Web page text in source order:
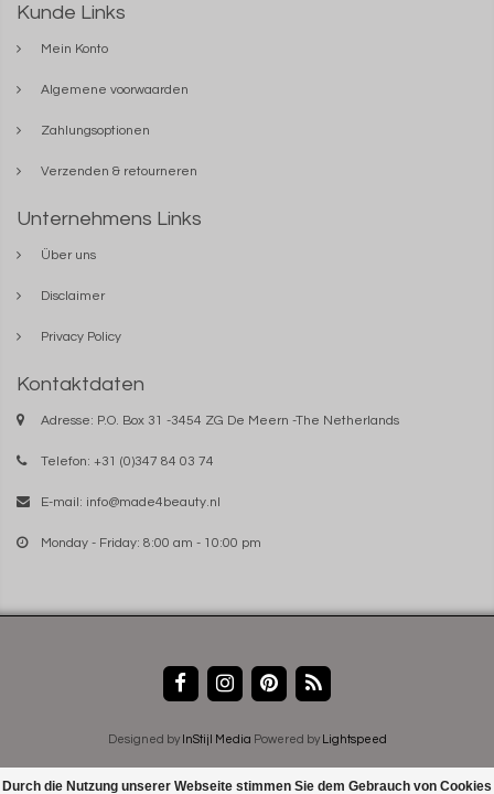
Kunde Links
Mein Konto
Algemene voorwaarden
Zahlungsoptionen
Verzenden & retourneren
Unternehmens Links
Über uns
Disclaimer
Privacy Policy
Kontaktdaten
Adresse: P.O. Box 31 -3454 ZG De Meern -The Netherlands
Telefon: +31 (0)347 84 03 74
E-mail: info@made4beauty.nl
Monday - Friday: 8:00 am - 10:00 pm
Designed by InStijl Media Powered by Lightspeed
Durch die Nutzung unserer Webseite stimmen Sie dem Gebrauch von Cookies